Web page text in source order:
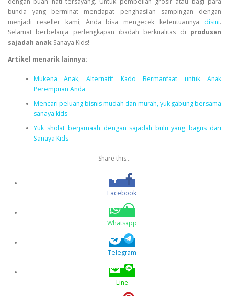
bunda yang berminat mendapat penghasilan sampingan dengan
menjadi reseller kami, Anda bisa mengecek ketentuannya disini.
Selamat berbelanja perlengkapan ibadah berkualitas di produsen
sajadah anak Sanaya Kids!
Artikel menarik lainnya:
Mukena Anak, Alternatif Kado Bermanfaat untuk Anak
Perempuan Anda
Mencari peluang bisnis mudah dan murah, yuk gabung bersama
sanaya kids
Yuk sholat berjamaah dengan sajadah bulu yang bagus dari
Sanaya Kids
Share this...
Facebook
Whatsapp
Telegram
Line